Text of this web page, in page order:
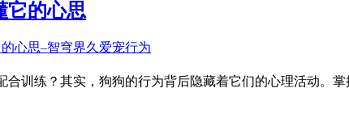
它的心思
合训练？其实，狗狗的行为背后隐藏着它们的心理活动。